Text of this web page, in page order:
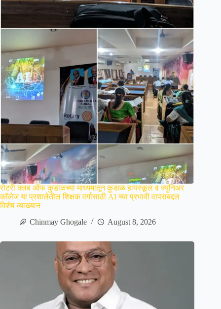
रोटरी क्लब ऑफ कुडाळच्या माध्यमातून कुडाळ हायस्कूल व ज्युनिअर
कॉलेज या प्रशालेतील शिक्षक वर्गासाठी AI च्या प्रभावी वापराबद्दल
विशेष व्याख्यान
Chinmay Ghogale
August 8, 2026